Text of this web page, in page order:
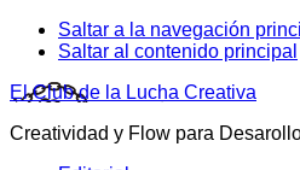
Saltar a la navegación
Saltar al contenido principal
El Club de la Lucha Creativa
Creatividad y Flow para